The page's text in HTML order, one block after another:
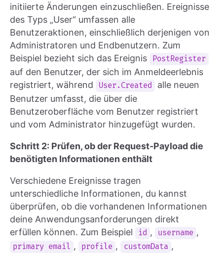
initiierte Änderungen einzuschließen. Ereignisse
des Typs „User“ umfassen alle
Benutzeraktionen, einschließlich derjenigen von
Administratoren und Endbenutzern. Zum
Beispiel bezieht sich das Ereignis
PostRegister
auf den Benutzer, der sich im Anmeldeerlebnis
registriert, während
User.Created
alle neuen
Benutzer umfasst, die über die
Benutzeroberfläche vom Benutzer registriert
und vom Administrator hinzugefügt wurden.
Schritt 2: Prüfen, ob der Request-Payload die
benötigten Informationen enthält
Verschiedene Ereignisse tragen
unterschiedliche Informationen, du kannst
überprüfen, ob die vorhandenen Informationen
deine Anwendungsanforderungen direkt
erfüllen können. Zum Beispiel
id , username ,
primary email , profile , customData ,